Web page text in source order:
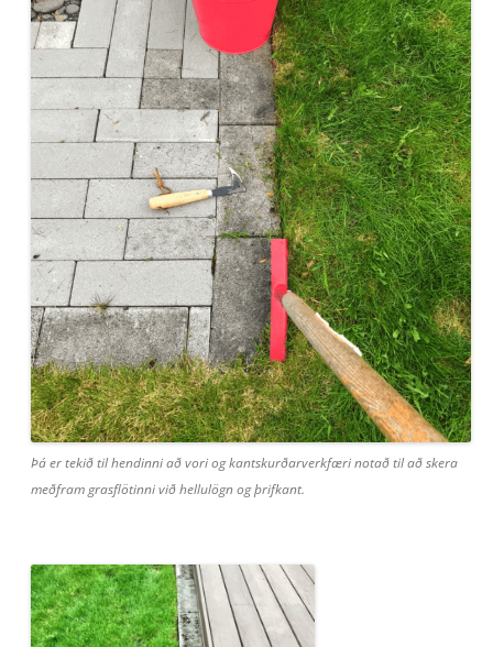
Þá er tekið til hendinni að vori og kantskurðarverkfæri notað til að skera
meðfram grasflötinni við hellulögn og þrifkant.